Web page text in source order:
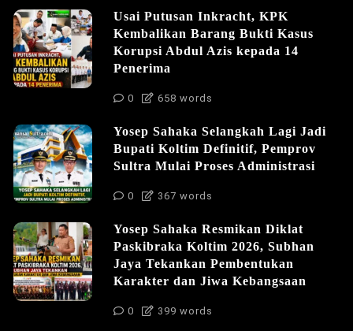
Usai Putusan Inkracht, KPK
Kembalikan Barang Bukti Kasus
Korupsi Abdul Azis kepada 14
Penerima
0 658 words
Yosep Sahaka Selangkah Lagi Jadi
Bupati Koltim Definitif, Pemprov
Sultra Mulai Proses Administrasi
0 367 words
Yosep Sahaka Resmikan Diklat
Paskibraka Koltim 2026, Subhan
Jaya Tekankan Pembentukan
Karakter dan Jiwa Kebangsaan
0 399 words